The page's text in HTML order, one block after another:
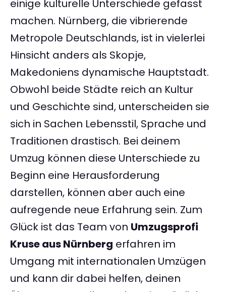
einige kulturelle Unterschiede gefasst
machen. Nürnberg, die vibrierende
Metropole Deutschlands, ist in vielerlei
Hinsicht anders als Skopje,
Makedoniens dynamische Hauptstadt.
Obwohl beide Städte reich an Kultur
und Geschichte sind, unterscheiden sie
sich in Sachen Lebensstil, Sprache und
Traditionen drastisch. Bei deinem
Umzug können diese Unterschiede zu
Beginn eine Herausforderung
darstellen, können aber auch eine
aufregende neue Erfahrung sein. Zum
Glück ist das Team von Umzugsprofi
Kruse aus Nürnberg erfahren im
Umgang mit internationalen Umzügen
und kann dir dabei helfen, deinen